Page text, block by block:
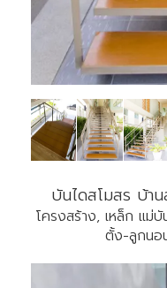
บันไดสโมสร บ้า
โครงสร้าง, เหล็ก แม่
ตั้ง-ลูกนอ